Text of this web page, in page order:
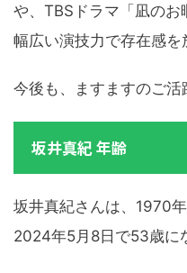
や、TBSドラマ「凪のお
幅広い演技力で存在感を
今後も、ますますのご活
坂井真紀 年齢
坂井真紀さんは、1970
2024年5月8日で53歳に